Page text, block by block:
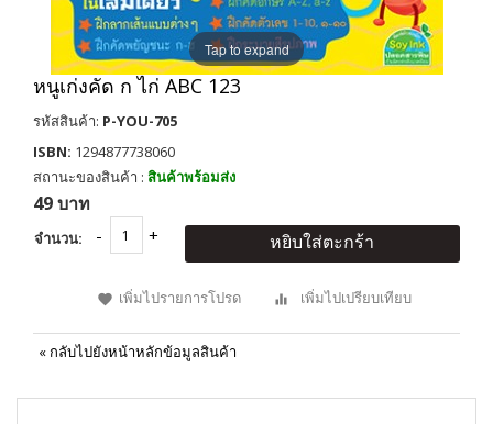
Tap to expand
หนูเก่งคัด ก ไก่ ABC 123
รหัสสินค้า: P-YOU-705
ISBN: 1294877738060
สถานะของสินค้า : สินค้าพร้อมส่ง
49 บาท
จำนวน: หยิบใส่ตะกร้า
เพิ่มไปรายการโปรด เพิ่มไปเปรียบเทียบ
« กลับไปยังหน้าหลักข้อมูลสินค้า